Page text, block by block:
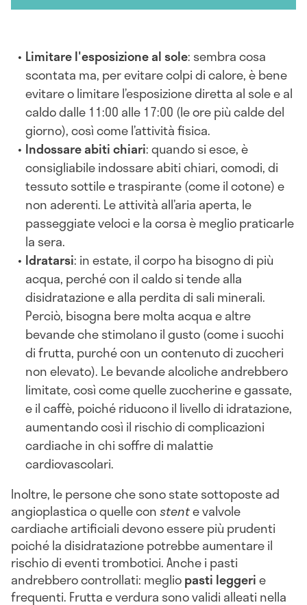
Limitare l'esposizione al sole: sembra cosa
scontata ma, per evitare colpi di calore, è bene
evitare o limitare l’esposizione diretta al sole e al
caldo dalle 11:00 alle 17:00 (le ore più calde del
giorno), così come l’attività fisica.
Indossare abiti chiari: quando si esce, è
consigliabile indossare abiti chiari, comodi, di
tessuto sottile e traspirante (come il cotone) e
non aderenti. Le attività all’aria aperta, le
passeggiate veloci e la corsa è meglio praticarle
la sera.
Idratarsi: in estate, il corpo ha bisogno di più
acqua, perché con il caldo si tende alla
disidratazione e alla perdita di sali minerali.
Perciò, bisogna beremolta acqua e altre
bevande che stimolano il gusto (come i succhi
di frutta, purché con un contenuto di zuccheri
non elevato). Le bevande alcoliche andrebbero
limitate, così come quelle zuccherine e gassate,
e il caffè, poiché riducono il livello di idratazione,
aumentando così il rischio di complicazioni
cardiache in chi soffre di malattie
cardiovascolari.
Inoltre, le persone che sono state sottoposte ad
angioplastica o quelle constente valvole
cardiache artificiali devono essere più prudenti
poiché la disidratazione potrebbe aumentare il
rischio di eventi trombotici. Anche i pasti
andrebbero controllati: megliopasti leggerie
frequenti. Frutta e verdura sono validi alleati nella